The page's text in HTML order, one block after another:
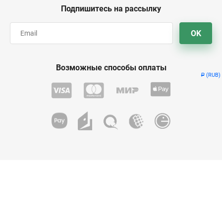
Р (RUB)
Подпишитесь на рассылку
OK
Возможные способы оплаты